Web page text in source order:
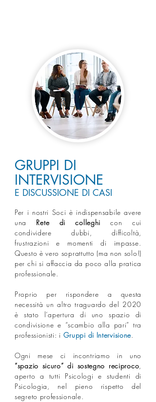
GRUPPI DI
INTERVISIONE
E DISCUSSIONE DI CASI
Per i nostri Soci è indispensabile avere
una Rete di colleghi con cui
condividere dubbi, difficoltà,
frustrazioni e momenti di impasse.⁣
Questo è vero soprattutto (ma non solo!)
per chi si affaccia da poco alla pratica
professionale.⁣
Proprio per rispondere a questa
necessità un altro traguardo del 2020
è stato l’apertura di uno spazio di
condivisione e “scambio alla pari” tra
professionisti: i Gruppi di Intervisione. ⁣
Ogni mese ci incontriamo in uno
“spazio sicuro” di sostegno reciproco,
aperto a tutti Psicologi e studenti di
Psicologia, nel pieno rispetto del
segreto professionale. ⁣